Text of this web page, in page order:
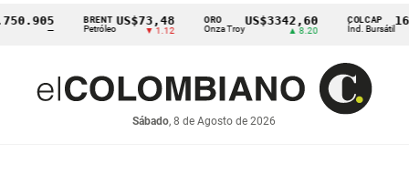
BRENT
Petróleo
US$73,48
▼ 1.12
ORO
Onza Troy
US$3342,60 COLCAP
Índ. Bursátil
Sábado, 8 de Agosto de 2026